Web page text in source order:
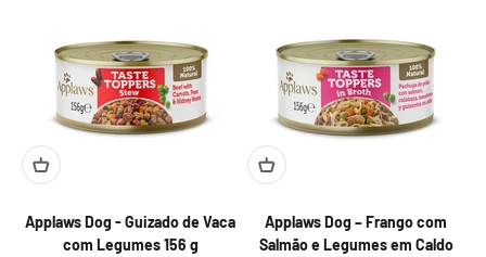
Applaws Dog - Guizado de Vaca
com Legumes 156 g
Applaws Dog – Frango com
Salmão e Legumes em Caldo